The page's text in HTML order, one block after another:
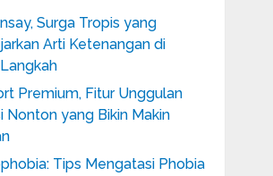
Surga Tropis yang
Arti Ketenangan di
Premium, Fitur Unggulan
Nonton yang Bikin Makin
Tips Mengatasi Phobia